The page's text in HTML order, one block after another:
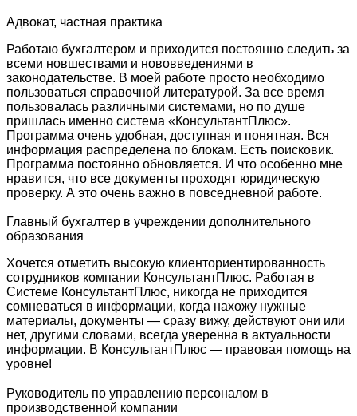
Адвокат, частная практика
Работаю бухгалтером и приходится постоянно следить за
всеми новшествами и нововведениями в
законодательстве. В моей работе просто необходимо
пользоваться справочной литературой. За все время
пользовалась различными системами, но по душе
пришлась именно система «КонсультантПлюс».
Программа очень удобная, доступная и понятная. Вся
информация распределена по блокам. Есть поисковик.
Программа постоянно обновляется. И что особенно мне
нравится, что все документы проходят юридическую
проверку. А это очень важно в повседневной работе.
Главный бухгалтер в учреждении дополнительного
образования
Хочется отметить высокую клиенториентированность
сотрудников компании КонсультантПлюс. Работая в
Системе КонсультантПлюс, никогда не приходится
сомневаться в информации, когда нахожу нужные
материалы, документы — сразу вижу, действуют они или
нет, другими словами, всегда уверенна в актуальности
информации. В КонсультантПлюс — правовая помощь на
уровне!
Руководитель по управлению персоналом в
производственной компании